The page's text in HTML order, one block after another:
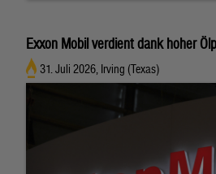
Exxon Mobil verdient dank hoher
31. Juli 2026, Irving (Texas)